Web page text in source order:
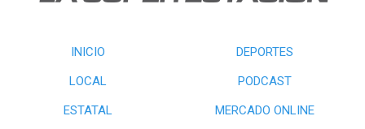
INICIO
DEPORTES
LOCAL
PODCAST
ESTATAL
MERCADO ONLINE